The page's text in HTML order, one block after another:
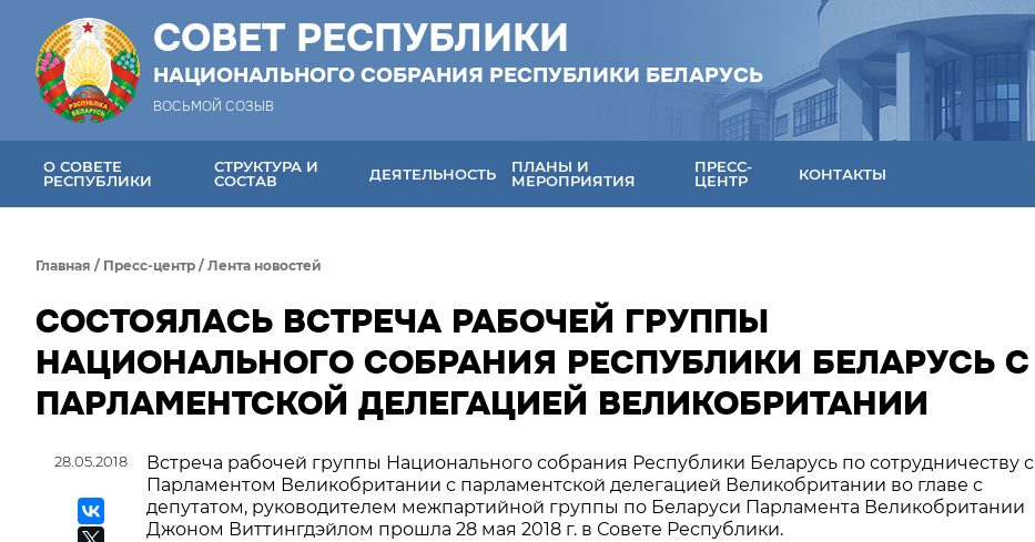
СОВЕТ РЕСПУБЛИКИ
НАЦИОНАЛЬНОГО СОБРАНИЯ РЕСПУБЛИКИ БЕЛАРУСЬ
ВОСЬМОЙ СОЗЫВ
О СОВЕТЕ
РЕСПУБЛИКИ
СТРУКТУРА И
СОСТАВ
ДЕЯТЕЛЬНОСТЬ
ПЛАНЫ И
МЕРОПРИЯТИЯ
ПРЕСС-
ЦЕНТР
КОНТАКТЫ
Главная / Пресс-центр / Лента новостей
СОСТОЯЛАСЬ ВСТРЕЧА РАБОЧЕЙ ГРУППЫ
НАЦИОНАЛЬНОГО СОБРАНИЯ РЕСПУБЛИКИ БЕЛАРУСЬ С
ПАРЛАМЕНТСКОЙ ДЕЛЕГАЦИЕЙ ВЕЛИКОБРИТАНИИ
28.05.2018
Встреча рабочей группы Национального собрания Республики Беларусь по сотрудничеству с
Парламентом Великобритании с парламентской делегацией Великобритании во главе с
депутатом, руководителем межпартийной группы по Беларуси Парламента Великобритании
Джоном Виттингдэйлом прошла 28 мая 2018 г. в Совете Республики.